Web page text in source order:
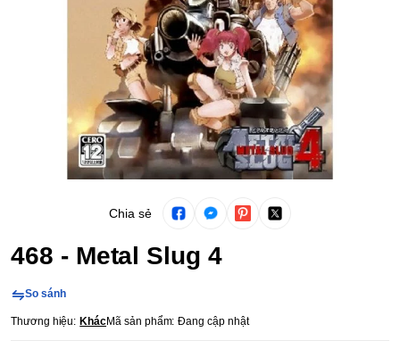
Chia sẻ
468 - Metal Slug 4
So sánh
Thương hiệu: KhácMã sản phẩm: Đang cập nhật